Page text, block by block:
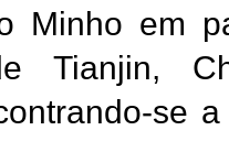
Minho em
Tianjin,
se